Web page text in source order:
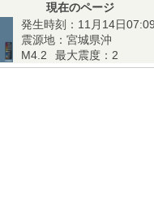
現在のページ
発生時刻：11月14日
震源地：宮城県沖
M4.2
最大震度：2